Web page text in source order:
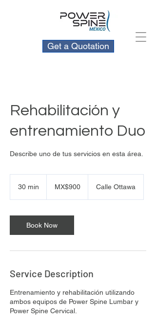
Get a Quotation
Rehabilitación y
entrenamiento Duo
Describe uno de tus servicios en esta área.
30 min
i
n
pesosMX$900 Calle Ottawa
Book Now
Service Description
Entrenamiento y rehabilitación utilizando
ambos equipos de Power Spine Lumbar y
Power Spine Cervical.